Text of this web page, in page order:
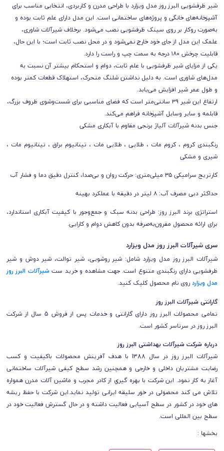
شیر ظرفشویی البرز روز مدل ویزارد با طراحی مدرن و کاربردی، انتخابی مناسب برای
آشپزخانه‌های خانگی و پروژه‌های ساختمانی است. این مدل دارای علم ثابت بوده و
به‌صورت روکار بر روی سینک ظرفشویی نصب می‌شود. برخلاف شیرآلات شاوری،
علمک این مدل از جای خود خارج نمی‌شود و در محل نصب ثابت است؛ با این حال،
قابلیت چرخش ۱۸۰ درجه به سمت چپ و راست را دارد.
یکی از مزایای شیر ظرفشویی با علم ثابت، دوام و استحکام بیشتر آن نسبت به
مدل‌های شاوری است. به دلیل نداشتن شلنگ متحرک، استهلاک قطعات کمتر بوده
و طول عمر شیر افزایش می‌یابد.
ارتفاع این شیر ۳۹ سانتی‌متر است که فضای مناسبی برای شست‌وشوی ظروف بزرگ،
قابلمه و سایر وسایل آشپزخانه فراهم می‌کند.
جنس بدنه شیرآلات آلیاژ برنجی مقاوم با آبکاری مشکی
رنگبندی کروم ، کروم مات ، طلایی ، طلایی مات ، تیتانیوم براق ، تیتانیوم مات ،
شیری و مشکی
کارتریج سرامیکی ۳۵ میلی‌متری: حرکت روان و بی‌صدا، کنترل دقیق دما و فشار آب
حداکثر دبی مصرف آب: ۸ لیتر در دقیقه با عملکرد بهینه
استراتژی برند البرز روز: طراحی بدنه سبک و جمع‌وجور با کیفیت آبکاری استاندارد،
برای ارائه محصول مقرون‌به‌صرفه بدون کاهش دوام و کارایی.
سری شیرآلات البرز روز مدل ویزارد
شیرآلات البرز روزمدل ویزارد شامل: شیر روشویی، شیر توالت، شیر دوش و شیر
ظرفشویی دارای رنگبندی متنوع است.جهت مشاهده و خرید ستشیرآلات البرز روز
مدل ویزاردروی نام محصول کلیک کنید.
گارانتی شیرآلات البرز روز
تمامی محصولات البرز روز دارای گارانتی و خدمات پس از فروش 5 سال از شرکت
البرز روز در سرتاسر کشور است.
درباره شرکت شیرآلات بهداشتی البرز روز
شیرآلات البرز روز در سال 1388 با هدف آفرینش محصولات باکیفیت و کسب
رضایت مشتریان داخلی و خارجی و همچنین رشد سطح کیفی شیرآلات ساختمانی
آغاز به کار نمود. این شرکت با بهره گیري از کادر مجرب و ماشین آلات مدرن همواره
تلاش می کند محصولی در خور سلیقه ایرانی تولید نماید.این شرکت با حفظ ریشه
های خود در کشور در سطح آسیایی فعالیت داشته و در حال گسترش فعالیت خود در
سطح بین المللی است.
بخشها :